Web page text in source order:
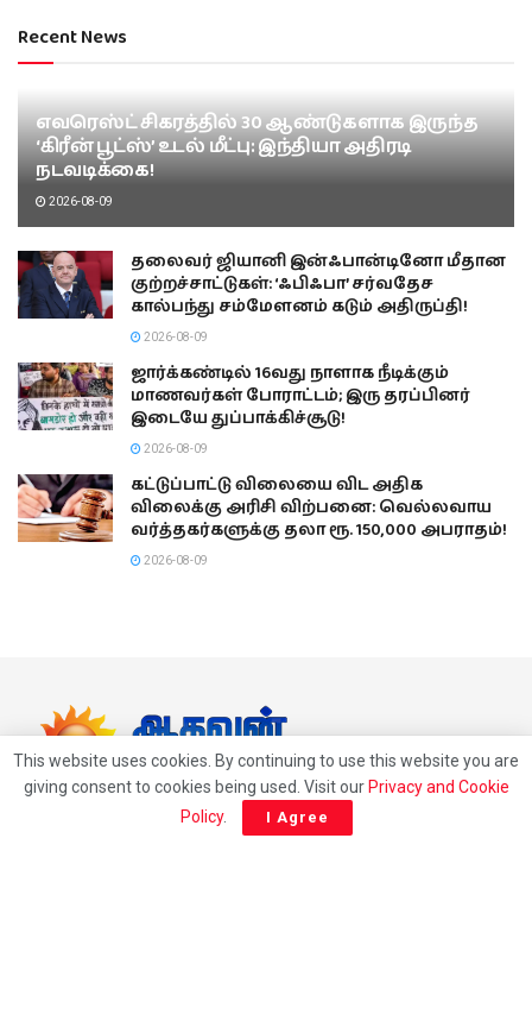
Recent News
எவரெஸ்ட் சிகரத்தில் 30 ஆண்டுகளாக இருந்த
‘கிரீன் பூட்ஸ்’ உடல் மீட்பு: இந்தியா அதிரடி
நடவடிக்கை!
2026-08-09
தலைவர் ஜியானி இன்ஃபான்டினோ மீதான
குற்றச்சாட்டுகள்: ‘ஃபிஃபா’ சர்வதேச
கால்பந்து சம்மேளனம் கடும் அதிருப்தி!
2026-08-09
ஜார்க்கண்டில் 16வது நாளாக நீடிக்கும்
மாணவர்கள் போராட்டம்; இரு தரப்பினர்
இடையே துப்பாக்கிச்சூடு!
2026-08-09
கட்டுப்பாட்டு விலையை விட அதிக
விலைக்கு அரிசி விற்பனை: வெல்லவாய
வர்த்தகர்களுக்கு தலா ரூ. 150,000 அபராதம்!
2026-08-09
24/7 Tamil news updates from Sri Lanka.
Email: athavaneditor@gmail.com
This website uses cookies. By continuing to use this website you are
giving consent to cookies being used. Visit our Privacy and Cookie
Policy. I Agree